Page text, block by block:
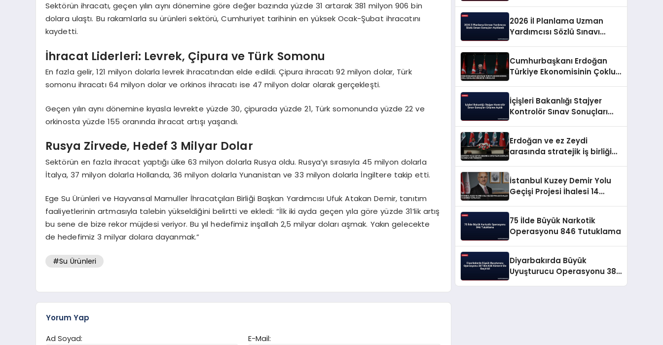
Sektörün ihracatı, geçen yılın aynı dönemine göre değer bazında yüzde 31 artarak 381 milyon 906 bin
dolara ulaştı. Bu rakamlarla su ürünleri sektörü, Cumhuriyet tarihinin en yüksek Ocak-Şubat ihracatını
kaydetti.
İhracat Liderleri: Levrek, Çipura ve Türk Somonu
En fazla gelir, 121 milyon dolarla levrek ihracatından elde edildi. Çipura ihracatı 92 milyon dolar, Türk
somonu ihracatı 64 milyon dolar ve orkinos ihracatı ise 47 milyon dolar olarak gerçekleşti.
Geçen yılın aynı dönemine kıyasla levrekte yüzde 30, çipurada yüzde 21, Türk somonunda yüzde 22 ve
orkinosta yüzde 155 oranında ihracat artışı yaşandı.
Rusya Zirvede, Hedef 3 Milyar Dolar
Sektörün en fazla ihracat yaptığı ülke 63 milyon dolarla Rusya oldu. Rusya’yı sırasıyla 45 milyon dolarla
İtalya, 37 milyon dolarla Hollanda, 36 milyon dolarla Yunanistan ve 33 milyon dolarla İngiltere takip etti.
Ege Su Ürünleri ve Hayvansal Mamuller İhracatçıları Birliği Başkan Yardımcısı Ufuk Atakan Demir, tanıtım
faaliyetlerinin artmasıyla talebin yükseldiğini belirtti ve ekledi: “İlk iki ayda geçen yıla göre yüzde 31’lik artış
bu sene de bize rekor müjdesi veriyor. Bu yıl hedefimiz inşallah 2,5 milyar doları aşmak. Yakın gelecekte
de hedefimiz 3 milyar dolara dayanmak.”
#Su Ürünleri
Yorum Yap
Ad Soyad:
E-Mail:
2026 İl Planlama Uzman
Yardımcısı Sözlü Sınavı
Cumhurbaşkanı Erdoğan
Türkiye Ekonomisinin Çoklu
İçişleri Bakanlığı Stajyer
Kontrolör Sınav Sonuçları
Erdoğan ve ez Zeydi
arasında stratejik iş birliği
İstanbul Kuzey Demir Yolu
Geçişi Projesi İhalesi 14
75 İlde Büyük Narkotik
Operasyonu 846 Tutuklama
Diyarbakırda Büyük
Uyuşturucu Operasyonu 387